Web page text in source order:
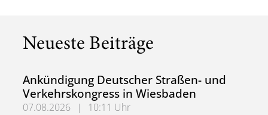
Neueste Beiträge
Ankündigung Deutscher Straßen- und
Verkehrskongress in Wiesbaden
07.08.2026 |
10:11 Uhr